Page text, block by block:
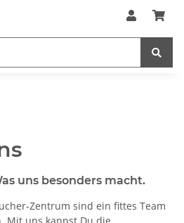
uns besonders macht.
Zentrum sind ein fittes Team